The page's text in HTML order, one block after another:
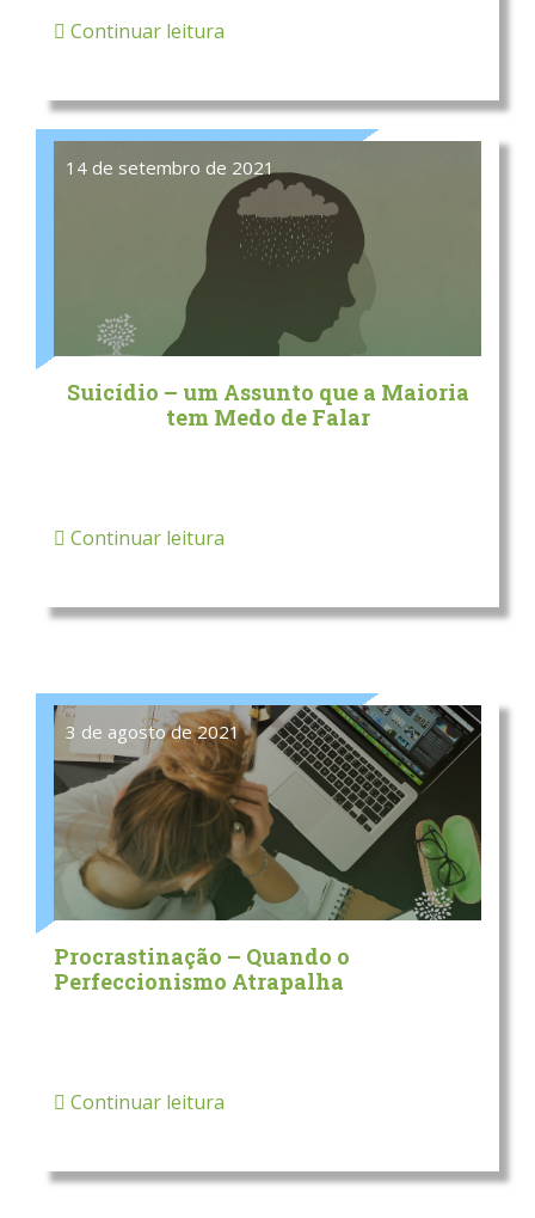
Continuar leitura
14 de setembro de 2021
Suicídio – um Assunto que a Maioria
tem Medo de Falar
Continuar leitura
3 de agosto de 2021
Procrastinação – Quando o
Perfeccionismo Atrapalha
Continuar leitura